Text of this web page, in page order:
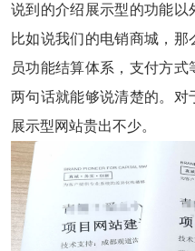
说到的介绍展示型的功能以
比如说我们的电销商城，
员功能结算体系，支付方
两句话就能够说清楚的。对
展示型网站贵出不少。